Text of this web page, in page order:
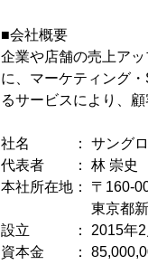
■会社概要
企業や店舗の売上ア
に、マーケティング
るサービスにより、
社名 ： サングロ
代表者 ： 林 崇史
本社所在地： 〒160-
東京都新宿区西
設立 ： 2015年2
資本金 ：